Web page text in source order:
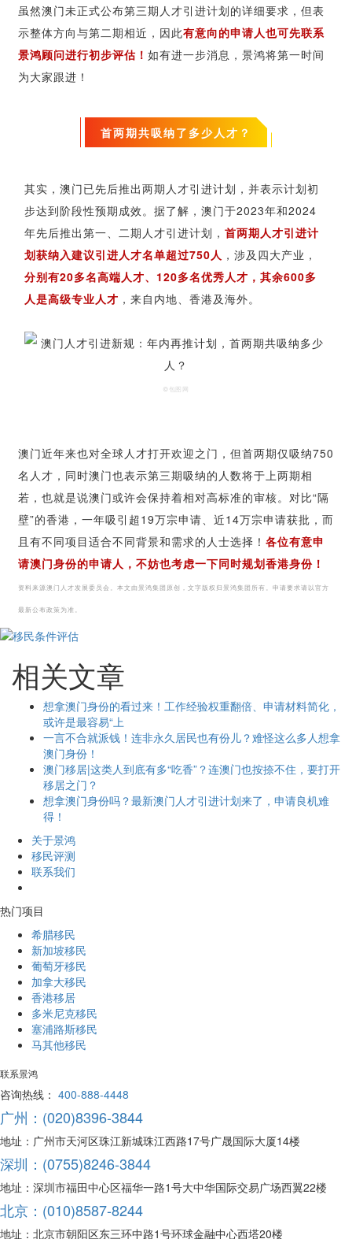
虽然澳门未正式公布第三期人才引进计划的详细要求，但表
示整体方向与第二期相近，因此有意向的申请人也可先联系
景鸿顾问进行初步评估！ 如有进一步消息，景鸿将第一时间
为大家跟进！
首两期共吸纳了多少人才？
其实，澳门已先后推出两期人才引进计划，并表示计划初
步达到阶段性预期成效。据了解，澳门于2023年和2024
年先后推出第一、二期人才引进计划， 首两期人才引进计
划获纳入建议引进人才名单超过750人 ，涉及四大产业，
分别有20多名高端人才、120多名优秀人才，其余600多
人是高级专业人才 ，来自内地、香港及海外。
©包图网
澳门近年来也对全球人才打开欢迎之门，但首两期仅吸纳750
名人才，同时澳门也表示第三期吸纳的人数将于上两期相
若，也就是说澳门或许会保持着相对高标准的审核。对比“隔
壁”的香港，一年吸引超19万宗申请、近14万宗申请获批，而
且有不同项目适合不同背景和需求的人士选择！ 各位有意申
请澳门身份的申请人，不妨也考虑一下同时规划香港身份！
资料来源澳门人才发展委员会。本文由景鸿集团原创，文字版权归景鸿集团所有。申请要求请以官方
最新公布政策为准。
相关文章
想拿澳门身份的看过来！工作经验权重翻倍、申请材料简化，
或许是最容易“上
一言不合就派钱！连非永久居民也有份儿？难怪这么多人想拿
澳门身份！
澳门移居|这类人到底有多“吃香”？连澳门也按捺不住，要打开
移居之门？
想拿澳门身份吗？最新澳门人才引进计划来了，申请良机难
得！
关于景鸿
移民评测
联系我们
热门项目
希腊移民
新加坡移民
葡萄牙移民
加拿大移民
香港移居
多米尼克移民
塞浦路斯移民
马其他移民
联系景鸿
咨询热线： 400-888-4448
广州：(020)8396-3844
地址：广州市天河区珠江新城珠江西路17号广晟国际大厦14楼
深圳：(0755)8246-3844
地址：深圳市福田中心区福华一路1号大中华国际交易广场西翼22楼
北京：(010)8587-8244
地址：北京市朝阳区东三环中路1号环球金融中心西塔20楼